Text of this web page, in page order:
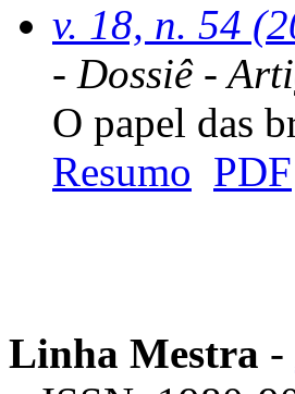
v. 18, n. 54
- Dossiê -
O papel das
Resumo PDF
Linha Mestra -